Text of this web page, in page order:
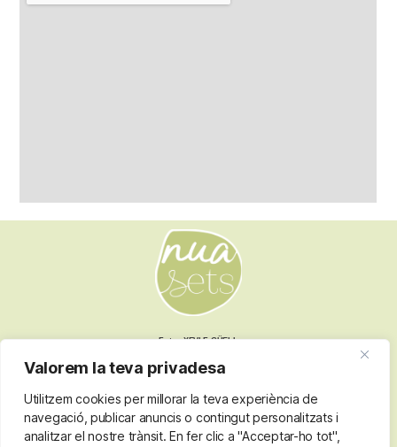
Valorem la teva privadesa
Utilitzem cookies per millorar la teva experiència de
navegació, publicar anuncis o contingut personalitzats i
analitzar el nostre trànsit. En fer clic a "Acceptar-ho tot",
Fotos XEVI F GÜELL
Termes i condicions
Política de privacitat